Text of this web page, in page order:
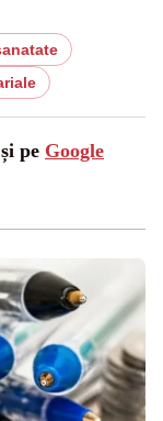
pe Google